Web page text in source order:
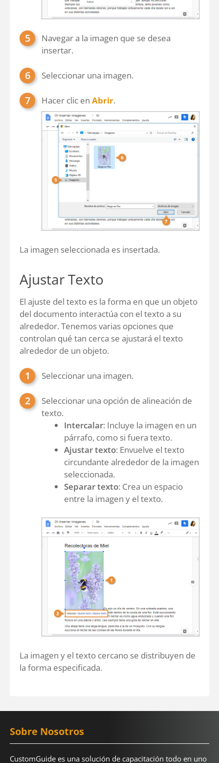
Navegar a la imagen que se desea
insertar.
Seleccionar una imagen.
Hacer clic en Abrir.
La imagen seleccionada es insertada.
Ajustar Texto
El ajuste del texto es la forma en que un objeto
del documento interactúa con el texto a su
alrededor. Tenemos varias opciones que
controlan qué tan cerca se ajustará el texto
alrededor de un objeto.
Seleccionar una imagen.
Seleccionar una opción de alineación de
texto.
Intercalar: Incluye la imagen en un
párrafo, como si fuera texto.
Ajustar texto: Envuelve el texto
circundante alrededor de la imagen
seleccionada.
Separar texto: Crea un espacio
entre la imagen y el texto.
La imagen y el texto cercano se distribuyen de
la forma especificada.
Sobre Nosotros
CustomGuide es una solución de capacitación todo en uno